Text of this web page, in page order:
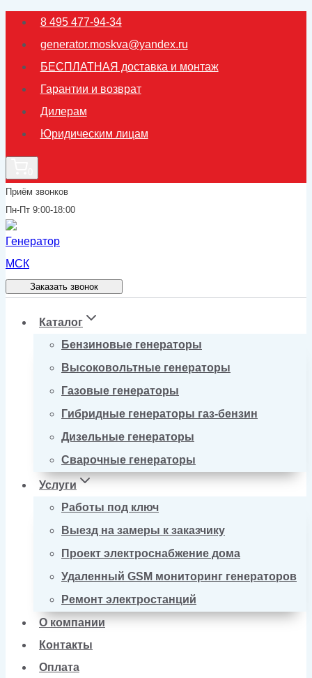
Перейти
содержимому
8 495 477-94-34
generator.moskva@yandex.ru
БЕСПЛАТНАЯ доставка и монтаж
Гарантии и возврат
Дилерам
Юридическим лицам
Приём звонков
Пн-Пт 9:00-18:00
Заказать звонок
Каталог
Бензиновые генераторы
Высоковольтные генераторы
Газовые генераторы
Гибридные генераторы газ-бензин
Дизельные генераторы
Сварочные генераторы
Услуги
Работы под ключ
Выезд на замеры к заказчику
Проект электроснабжение дома
Удаленный GSM мониторинг генераторов
Ремонт электростанций
О компании
Контакты
Оплата